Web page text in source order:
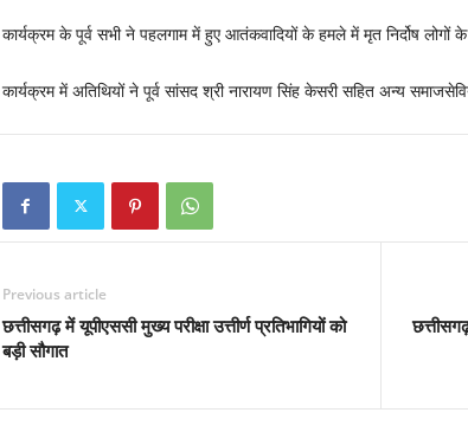
कार्यक्रम के पूर्व सभी ने पहलगाम में हुए आतंकवादियों के हमले में मृत निर्दोष लोगों
कार्यक्रम में अतिथियों ने पूर्व सांसद श्री नारायण सिंह केसरी सहित अन्य
Previous article
छत्तीसगढ़ में यूपीएससी मुख्य परीक्षा उत्तीर्ण प्रतिभागियों को
बड़ी सौगात